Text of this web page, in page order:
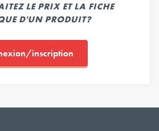
LE PRIX ET LA FICHE
D'UN PRODUIT?
inscription